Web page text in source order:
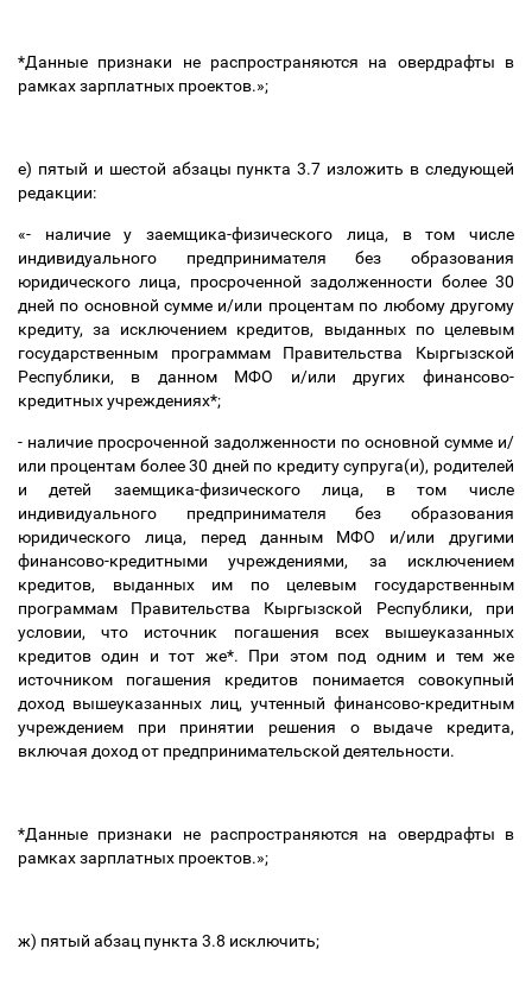
*Данные признаки не распространяются на овердрафты в
рамках зарплатных проектов.»;
е) пятый и шестой абзацы пункта 3.7 изложить в следующей
редакции:
«- наличие у заемщика-физического лица, в том числе
индивидуального предпринимателя без образования
юридического лица, просроченной задолженности более 30
дней по основной сумме и/или процентам по любому другому
кредиту, за исключением кредитов, выданных по целевым
государственным программам Правительства Кыргызской
Республики,
в данном МФО и/или других финансово-
кредитных учреждениях*;
- наличие просроченной задолженности по основной сумме и/
или процентам более 30 дней по кредитусупруга(и), родителей
и детей заемщика-физического лица, в том числе
индивидуального предпринимателя без образования
юридического лица, перед данным МФО и/или другими
финансово-кредитными учреждениями, за исключением
кредитов, выданных им по целевым государственным
программам Правительства Кыргызской Республики, при
условии, что источник погашения всех вышеуказанных
кредитов один и тот же*. При этом под одним и тем же
источником погашения кредитов понимается совокупный
доход вышеуказанных лиц, учтенный финансово-кредитным
учреждением при принятии решения о выдаче кредита,
включая доход от предпринимательской деятельности.
*Данные признаки не распространяются на овердрафты в
рамках зарплатных проектов.»;
ж) пятый абзац пункта 3.8 исключить;